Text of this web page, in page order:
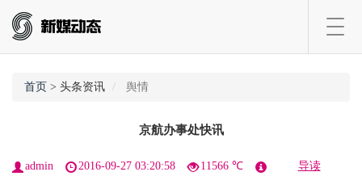
首页 > 头条资讯 舆情
京航办事处快讯
admin 2016-09-27 03:20:58 11566 ℃ 导读